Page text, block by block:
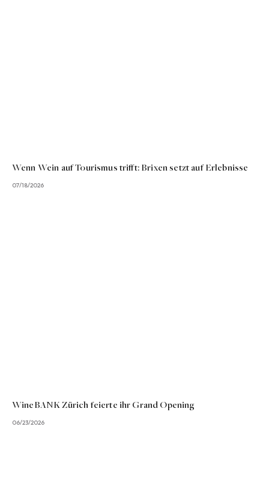
Wenn Wein auf Tourismus trifft: Brixen setzt auf Erlebnisse
07/18/2026
WineBANK Zürich feierte ihr Grand Opening
06/23/2026